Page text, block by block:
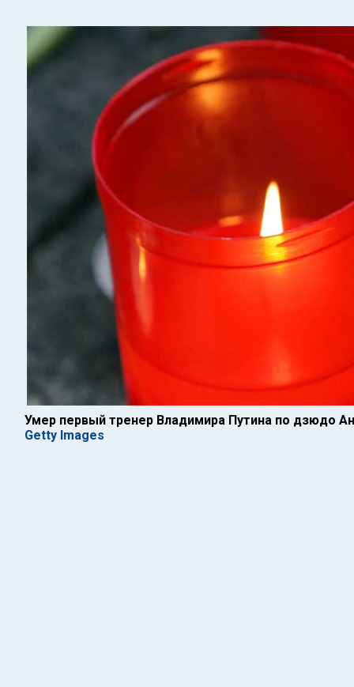
Умер первый тренер Владимира Путина по дзюдо
Getty Images